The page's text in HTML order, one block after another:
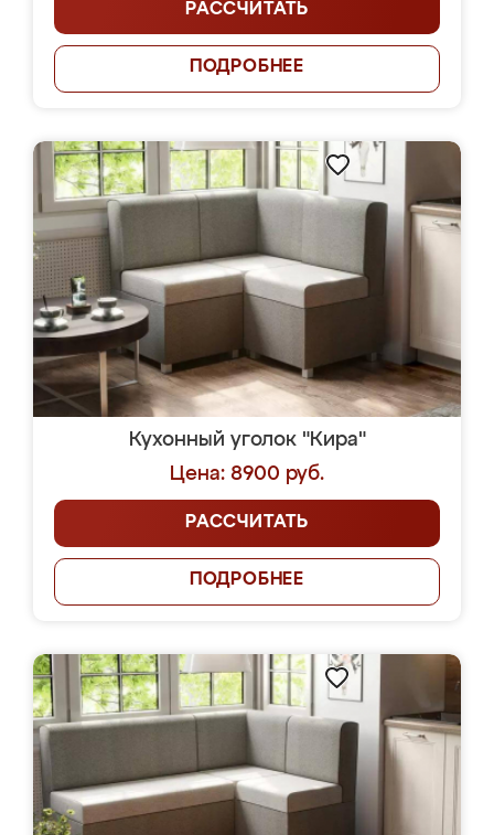
РАССЧИТАТЬ
ПОДРОБНЕЕ
Кухонный уголок "Кира"
Цена: 8900 руб.
РАССЧИТАТЬ
ПОДРОБНЕЕ